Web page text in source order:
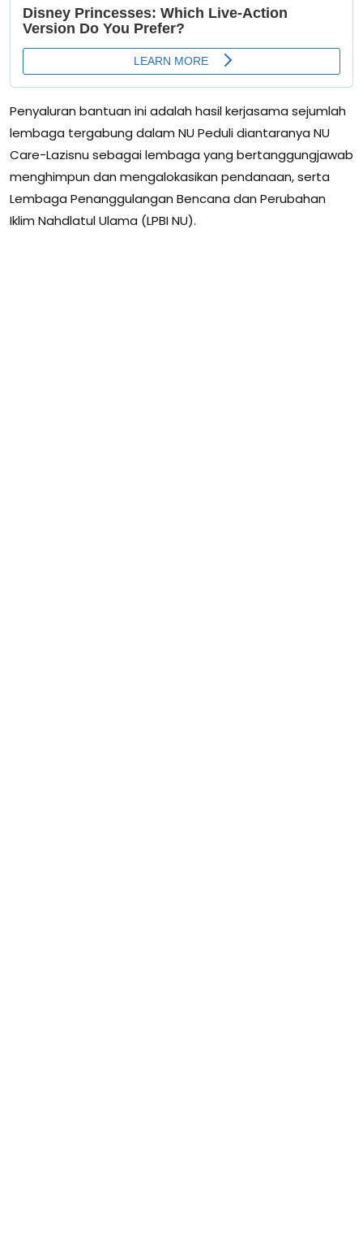
Penyaluran bantuan ini adalah hasil kerjasama sejumlah
lembaga tergabung dalam NU Peduli diantaranya NU
Care-Lazisnu sebagai lembaga yang bertanggungjawab
menghimpun dan mengalokasikan pendanaan, serta
Lembaga Penanggulangan Bencana dan Perubahan
Iklim Nahdlatul Ulama (LPBI NU).